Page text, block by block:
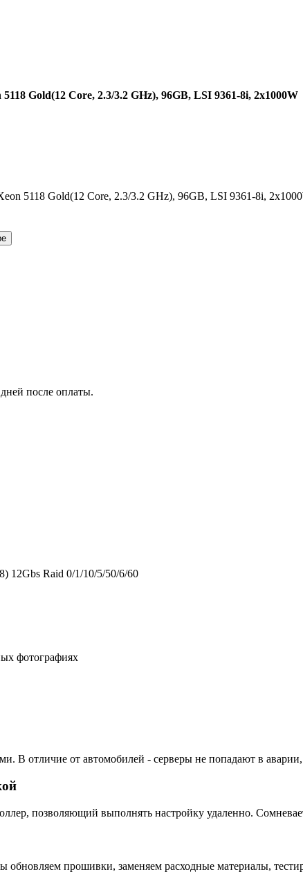
5118 Gold(12 Core, 2.3/3.2 GHz), 96GB, LSI 9361-8i, 2x1000W
5118 Gold(12 Core, 2.3/3.2 GHz), 96GB, LSI 9361-8i,
после оплаты.
12Gbs Raid 0/1/10/5/50/6/60
фотографиях
В отличие от автомобилей - серверы не попадают в
позволяющий выполнять настройку удаленно.
прошивки, заменяем расходные материалы,